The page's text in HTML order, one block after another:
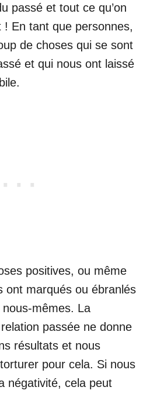
passé et tout ce qu’on
! En tant que personnes,
de choses qui se sont
et qui nous ont laissé
positives, ou même
ont marqués ou ébranlés
mêmes. La
passée ne donne
résultats et nous
pour cela. Si nous
négativité, cela peut